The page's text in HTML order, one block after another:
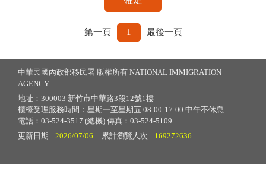
第一頁 1 最後一頁
中華民國內政部移民署 版權所有 NATIONAL IMMIGRATION
AGENCY
地址：300003 新竹市中華路3段12號1樓
櫃檯受理服務時間：星期一至星期五 08:00-17:00 中午不休息
電話：03-524-3517 (總機) 傳真：03-524-5109
更新日期: 2026/07/06 累計瀏覽人次: 169272636